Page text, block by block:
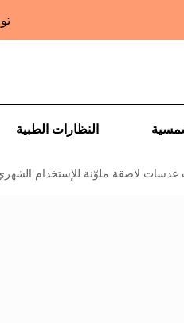
النظارات الطبية
عدسات لاصقة ملوّنة للإستخدام